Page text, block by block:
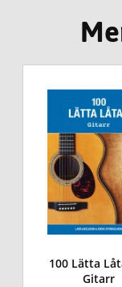
100 Lätta
Gitarr